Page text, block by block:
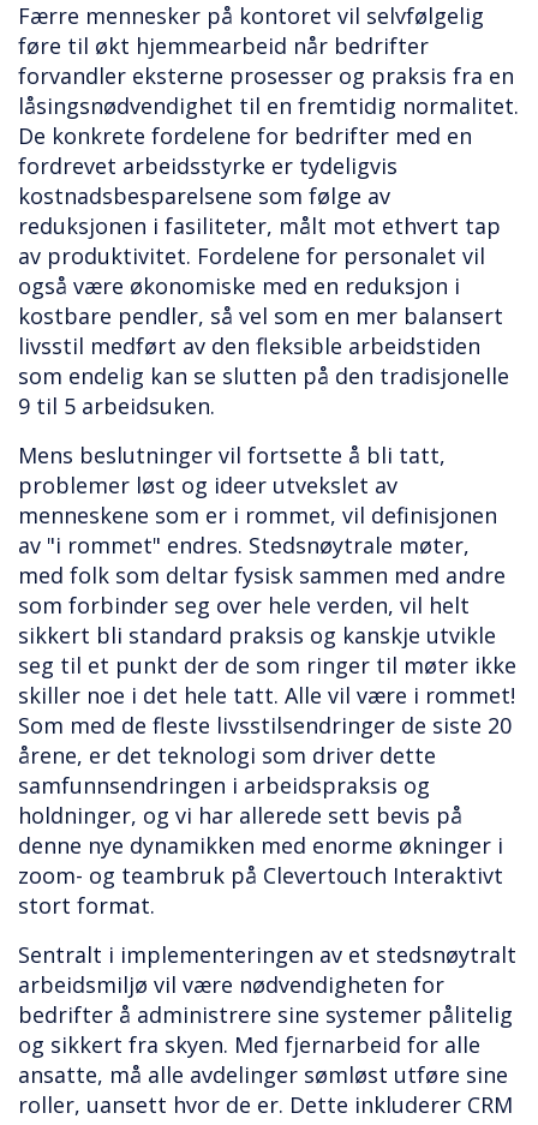
Færre mennesker på kontoret vil selvfølgelig
føre til økt hjemmearbeid når bedrifter
forvandler eksterne prosesser og praksis fra en
låsingsnødvendighet til en fremtidig normalitet.
De konkrete fordelene for bedrifter med en
fordrevet arbeidsstyrke er tydeligvis
kostnadsbesparelsene som følge av
reduksjonen i fasiliteter, målt mot ethvert tap
av produktivitet. Fordelene for personalet vil
også være økonomiske med en reduksjon i
kostbare pendler, så vel som en mer balansert
livsstil medført av den fleksible arbeidstiden
som endelig kan se slutten på den tradisjonelle
9 til 5 arbeidsuken.
Mens beslutninger vil fortsette å bli tatt,
problemer løst og ideer utvekslet av
menneskene som er i rommet, vil definisjonen
av "i rommet" endres. Stedsnøytrale møter,
med folk som deltar fysisk sammen med andre
som forbinder seg over hele verden, vil helt
sikkert bli standard praksis og kanskje utvikle
seg til et punkt der de som ringer til møter ikke
skiller noe i det hele tatt. Alle vil være i rommet!
Som med de fleste livsstilsendringer de siste 20
årene, er det teknologi som driver dette
samfunnsendringen i arbeidspraksis og
holdninger, og vi har allerede sett bevis på
denne nye dynamikken med enorme økninger i
zoom- og teambruk på Clevertouch Interaktivt
stort format.
Sentralt i implementeringen av et stedsnøytralt
arbeidsmiljø vil være nødvendigheten for
bedrifter å administrere sine systemer pålitelig
og sikkert fra skyen. Med fjernarbeid for alle
ansatte, må alle avdelinger sømløst utføre sine
roller, uansett hvor de er. Dette inkluderer CRM